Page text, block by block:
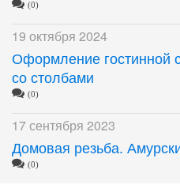
(0)
19 октября 2024
Оформление гостинной
со столбами
(0)
17 сентября 2023
Домовая резьба.
(0)